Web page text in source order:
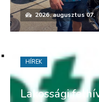
2026. augusztus 07.
Lakossági
HÍREK